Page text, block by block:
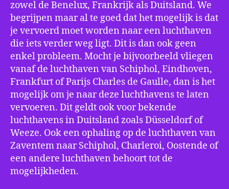
zowel de Benelux, Frankrijk als Duitsland. We
begrijpen maar al te goed dat het mogelijk is dat
je vervoerd moet worden naar een luchthaven
die iets verder weg ligt. Dit is dan ook geen
enkel probleem. Mocht je bijvoorbeeld vliegen
vanaf de luchthaven van Schiphol, Eindhoven,
Frankfurt of Parijs Charles de Gaulle, dan is het
mogelijk om je naar deze luchthavens te laten
vervoeren. Dit geldt ook voor bekende
luchthavens in Duitsland zoals Düsseldorf of
Weeze. Ook een ophaling op de luchthaven van
Zaventem naar Schiphol, Charleroi, Oostende of
een andere luchthaven behoort tot de
mogelijkheden.